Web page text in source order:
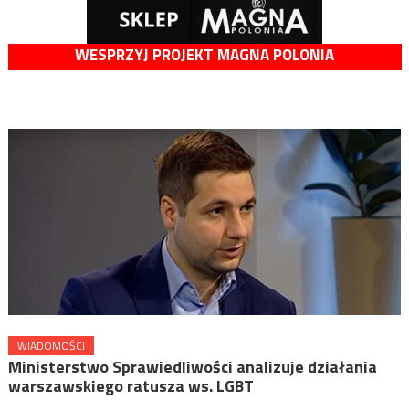
WESPRZYJ PROJEKT MAGNA POLONIA
WIADOMOŚCI
Ministerstwo Sprawiedliwości analizuje działania
warszawskiego ratusza ws. LGBT